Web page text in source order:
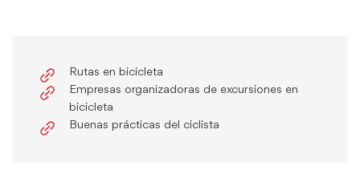
Rutas en bicicleta
Empresas organizadoras de excursiones en
bicicleta
Buenas prácticas del ciclista